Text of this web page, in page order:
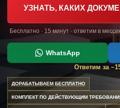
УЗНАТЬ, КАКИХ
Бесплатно · 15 минут · ответим в
WhatsApp
Ответим за
ДОРАБАТЫВАЕМ БЕСПЛАТНО
КОМПЛЕКТ ПО ДЕЙСТВУЮЩИМ